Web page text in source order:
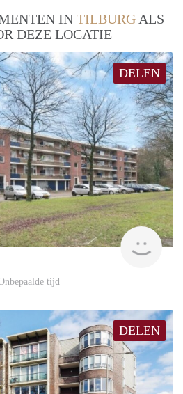
IN TILBURG ALS
DEZE LOCATIE
DELEN
tijd
DELEN